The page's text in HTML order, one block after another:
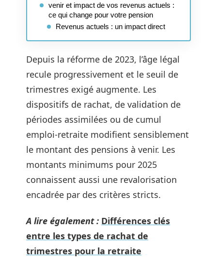
venir et impact de vos revenus actuels :
ce qui change pour votre pension
Revenus actuels : un impact direct
Depuis la réforme de 2023, l’âge légal
recule progressivement et le seuil de
trimestres exigé augmente. Les
dispositifs de rachat, de validation de
périodes assimilées ou de cumul
emploi-retraite modifient sensiblement
le montant des pensions à venir. Les
montants minimums pour 2025
connaissent aussi une revalorisation
encadrée par des critères stricts.
A lire également : Différences clés
entre les types de rachat de
trimestres pour la retraite